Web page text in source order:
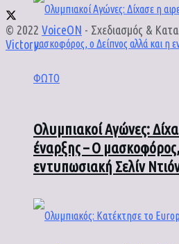
Ολυμπιακοί Αγώνες:
έναρξης – Ο
εντυπωσιακή Σελίν
© 2022 VoiceON - Σχεδιασμός &
Victory.